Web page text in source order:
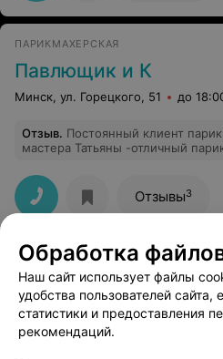
ПАРИКМАХЕРСКАЯ
Павлющик и К
Минск, ул. Горецкого, 51 до
Отзыв. Постоянный клиент
мастера Татьяны -отличный
Отзывы3
Обработка
Наш сайт использует файлы
удобства пользователей сайта,
статистики и предоставления
рекомендаций.